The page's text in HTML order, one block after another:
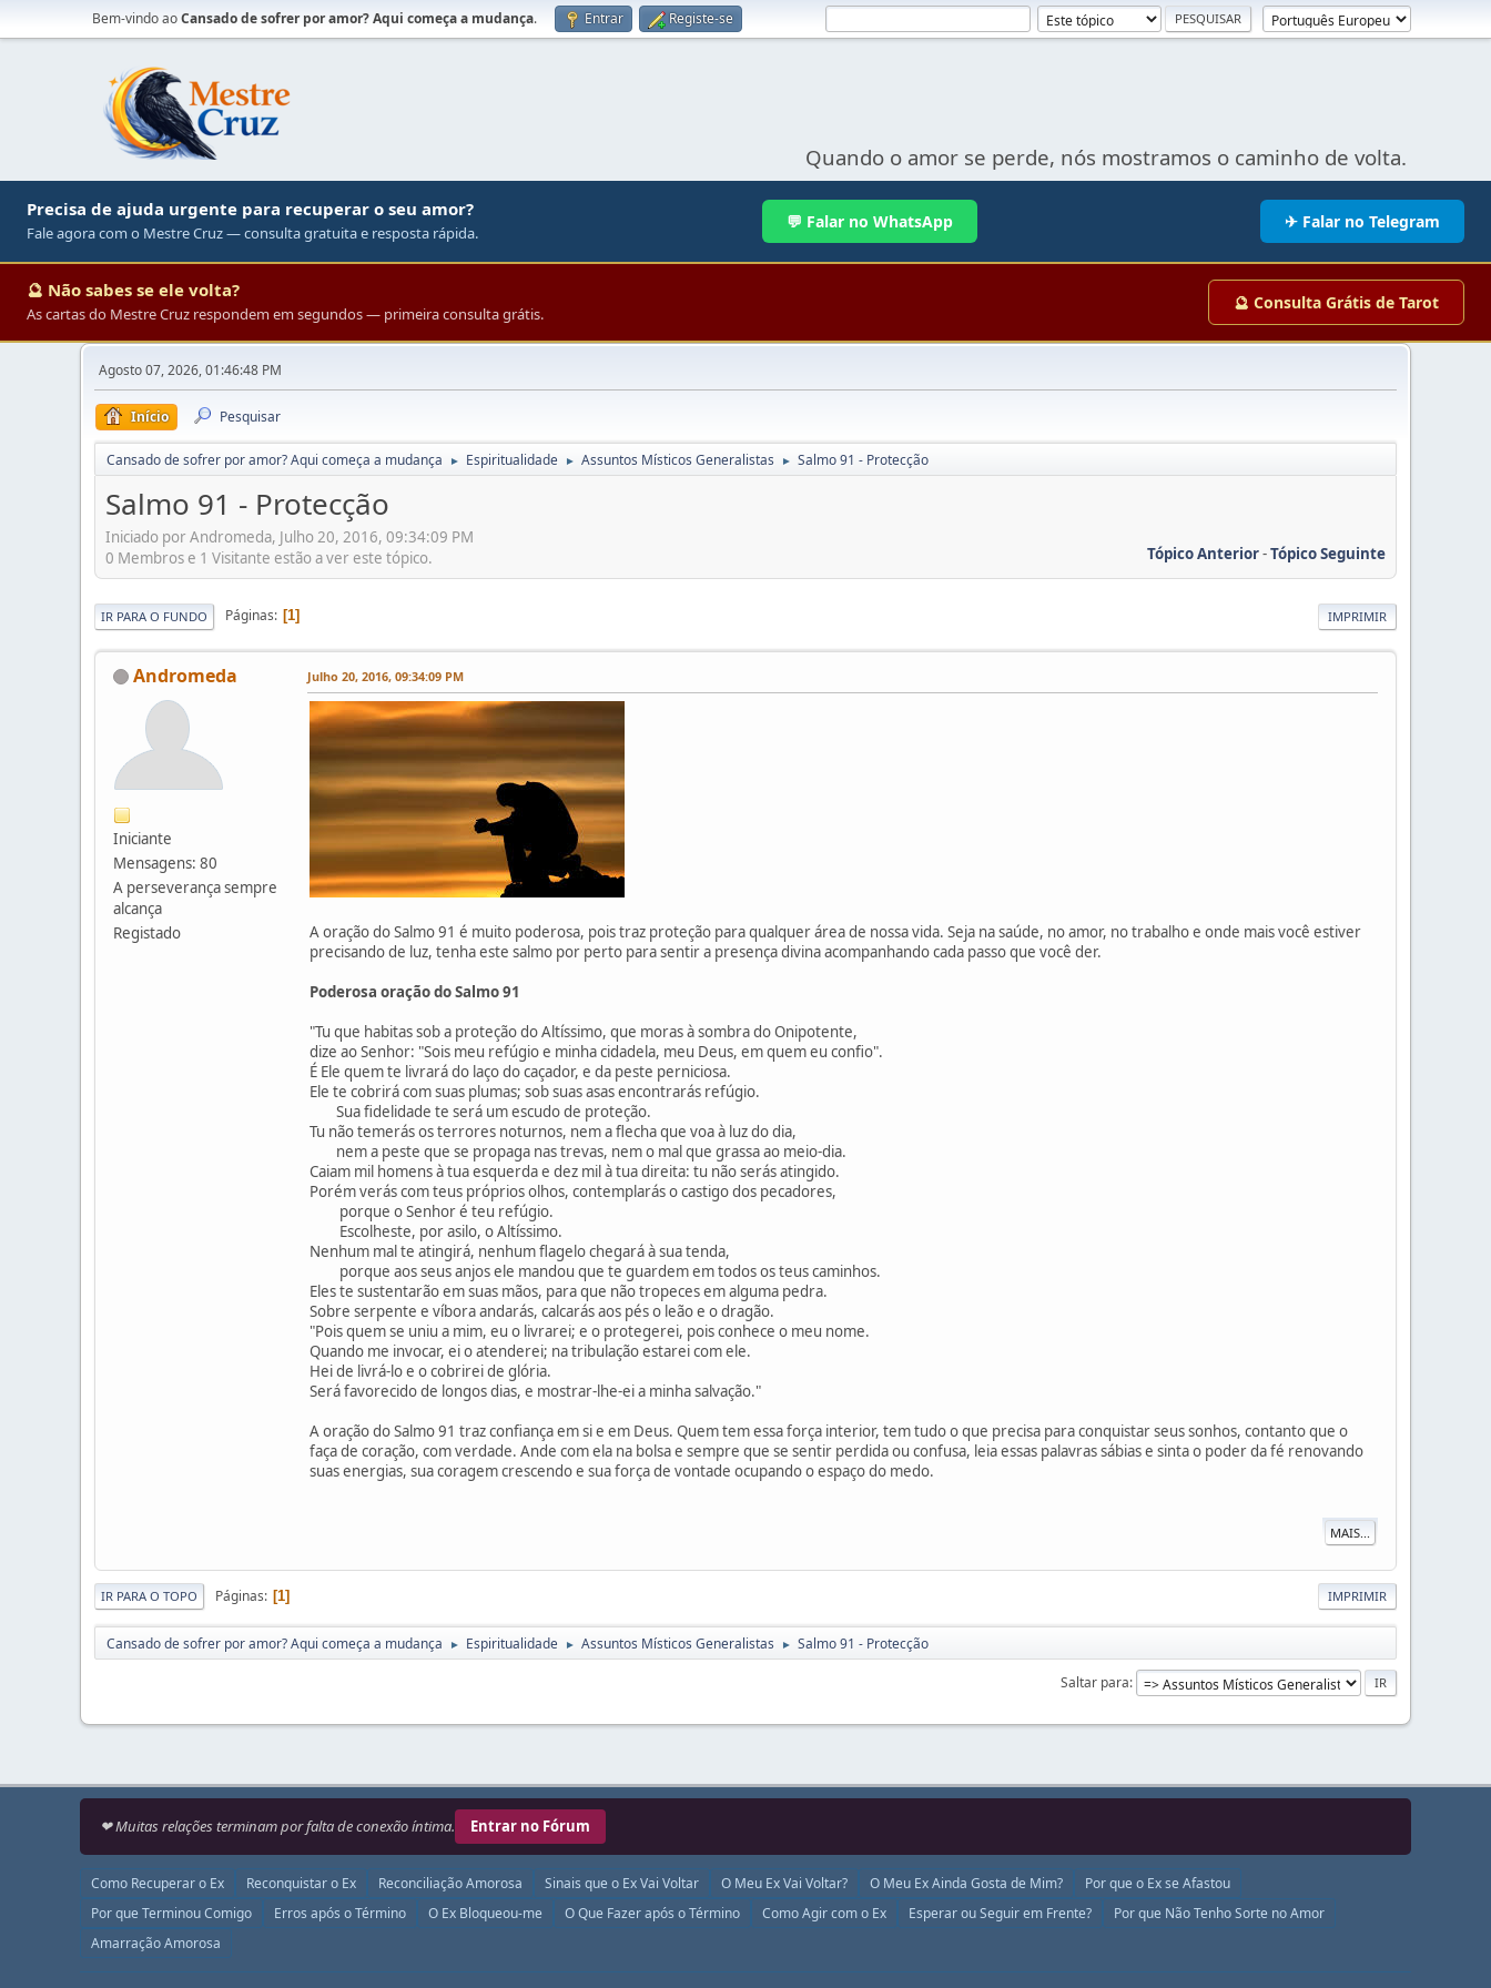
Bem-vindo aoCansado de sofrer por amor? Aqui começa a mudança. Entrar Registe-se
Quando o amor se perde, nós mostramos o caminho de volta.
Precisa de ajuda urgente para recuperar o seu amor?
Fale agora com o Mestre Cruz — consulta gratuita e resposta rápida.
💬 Falar no WhatsApp ✈ Falar no Telegram
🔮 Não sabes se ele volta?
As cartas do Mestre Cruz respondem em segundos — primeira consulta grátis.
🔮 Consulta Grátis de Tarot
Agosto 07, 2026, 01:46:48 PM
Início Pesquisar
Cansado de sofrer por amor? Aqui começa a mudança ► Espiritualidade ► Assuntos Místicos Generalistas ► Salmo 91 - Protecção
Salmo 91 - Protecção
Iniciado por Andromeda, Julho 20, 2016, 09:34:09 PM
Tópico Anterior-Tópico Seguinte
0 Membros e 1 Visitante estão a ver este tópico.
IMPRIMIR
IR PARA O FUNDO Páginas 1
Andromeda
Iniciante
Mensagens: 80
A perseverança sempre
alcança
Registado
Julho 20, 2016, 09:34:09 PM
A oração do Salmo 91 é muito poderosa, pois traz proteção para qualquer área de nossa vida. Seja na saúde, no amor, no trabalho e onde mais você estiver
precisando de luz, tenha este salmo por perto para sentir a presença divina acompanhando cada passo que você der.
Poderosa oração do Salmo 91
"Tu que habitas sob a proteção do Altíssimo, que moras à sombra do Onipotente,
dize ao Senhor: "Sois meu refúgio e minha cidadela, meu Deus, em quem eu confio".
É Ele quem te livrará do laço do caçador, e da peste perniciosa.
Ele te cobrirá com suas plumas; sob suas asas encontrarás refúgio.
Sua fidelidade te será um escudo de proteção.
Tu não temerás os terrores noturnos, nem a flecha que voa à luz do dia,
nem a peste que se propaga nas trevas, nem o mal que grassa ao meio-dia.
Caiam mil homens à tua esquerda e dez mil à tua direita: tu não serás atingido.
Porém verás com teus próprios olhos, contemplarás o castigo dos pecadores,
porque o Senhor é teu refúgio.
Escolheste, por asilo, o Altíssimo.
Nenhum mal te atingirá, nenhum flagelo chegará à sua tenda,
porque aos seus anjos ele mandou que te guardem em todos os teus caminhos.
Eles te sustentarão em suas mãos, para que não tropeces em alguma pedra.
Sobre serpente e víbora andarás, calcarás aos pés o leão e o dragão.
"Pois quem se uniu a mim, eu o livrarei; e o protegerei, pois conhece o meu nome.
Quando me invocar, ei o atenderei; na tribulação estarei com ele.
Hei de livrá-lo e o cobrirei de glória.
Será favorecido de longos dias, e mostrar-lhe-ei a minha salvação."
A oração do Salmo 91 traz confiança em si e em Deus. Quem tem essa força interior, tem tudo o que precisa para conquistar seus sonhos, contanto que o
faça de coração, com verdade. Ande com ela na bolsa e sempre que se sentir perdida ou confusa, leia essas palavras sábias e sinta o poder da fé renovando
suas energias, sua coragem crescendo e sua força de vontade ocupando o espaço do medo.
MAIS...
IMPRIMIR
IR PARA O TOPO Páginas 1
Cansado de sofrer por amor? Aqui começa a mudança ► Espiritualidade ► Assuntos Místicos Generalistas ► Salmo 91 - Protecção
Saltar para
❤ Muitas relações terminam por falta de conexão íntima. Entrar no Fórum
Como Recuperar o Ex Reconquistar o Ex Reconciliação Amorosa Sinais que o Ex Vai Voltar O Meu Ex Vai Voltar? O Meu Ex Ainda Gosta de Mim?
Por que o Ex se Afastou
Por que Terminou Comigo
Erros após o Término O Ex Bloqueou-me O Que Fazer após o Término Como Agir com o Ex Esperar ou Seguir em Frente?
Por que Não Tenho Sorte no Amor
Amarração Amorosa